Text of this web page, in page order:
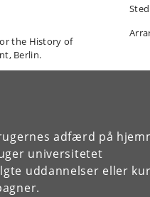
adfærd på
universitetet
uddannelser eller
the History of
Berlin.